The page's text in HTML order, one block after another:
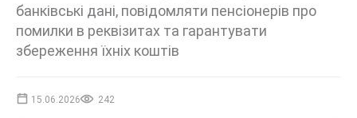
банківські дані, повідомляти пенсіонерів про
помилки в реквізитах та гарантувати
збереження їхніх коштів
15.06.2026 242